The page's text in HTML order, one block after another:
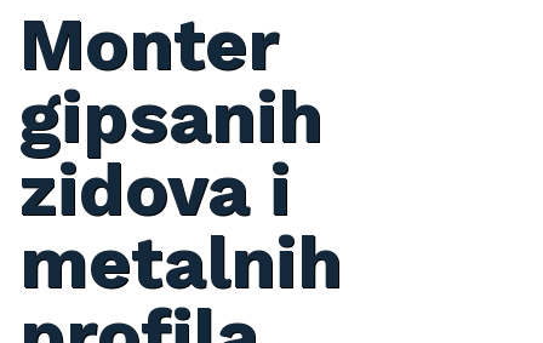
Monter
gipsanih
zidova i
metalnih